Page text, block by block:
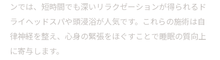
ンでは、短時間でも深いリラクゼーションが得られるド
ライヘッドスパや頭浸浴が人気です。これらの施術は自
律神経を整え、心身の緊張をほぐすことで睡眠の質向上
に寄与します。